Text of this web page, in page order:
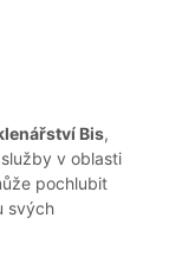
Bis,
v oblasti
pochlubit
svých